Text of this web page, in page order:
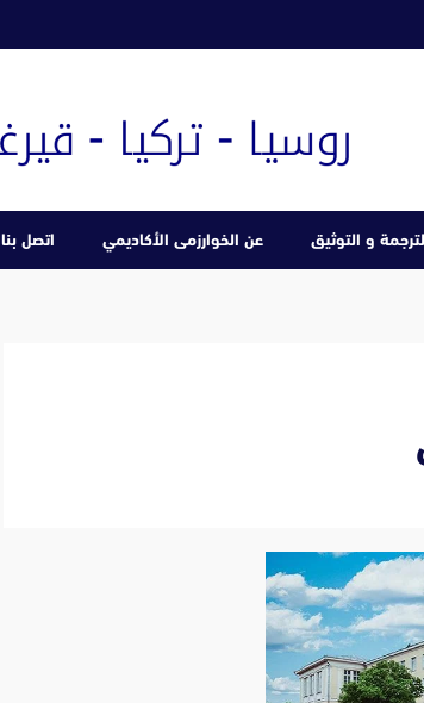
و التوثيق عن الخوارزمى الأكاديمي اتصل بنا